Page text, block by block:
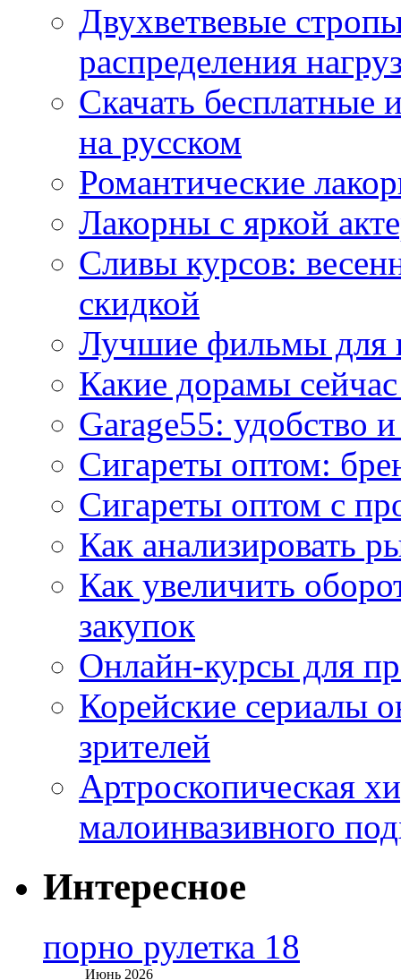
Двухветвевые
распределения
Скачать
на русском
Романтические
Лакорны с яркой
Сливы курсов:
скидкой
Лучшие фильмы для
Какие дорамы
Garage55: удобство
Сигареты оптом:
Сигареты оптом с
Как анализировать
Как увеличить
закупок
Онлайн-курсы для
Корейские сериалы
зрителей
Артроскопическая
малоинвазивного
Интересное
порно рулетка 18
Июнь 2026